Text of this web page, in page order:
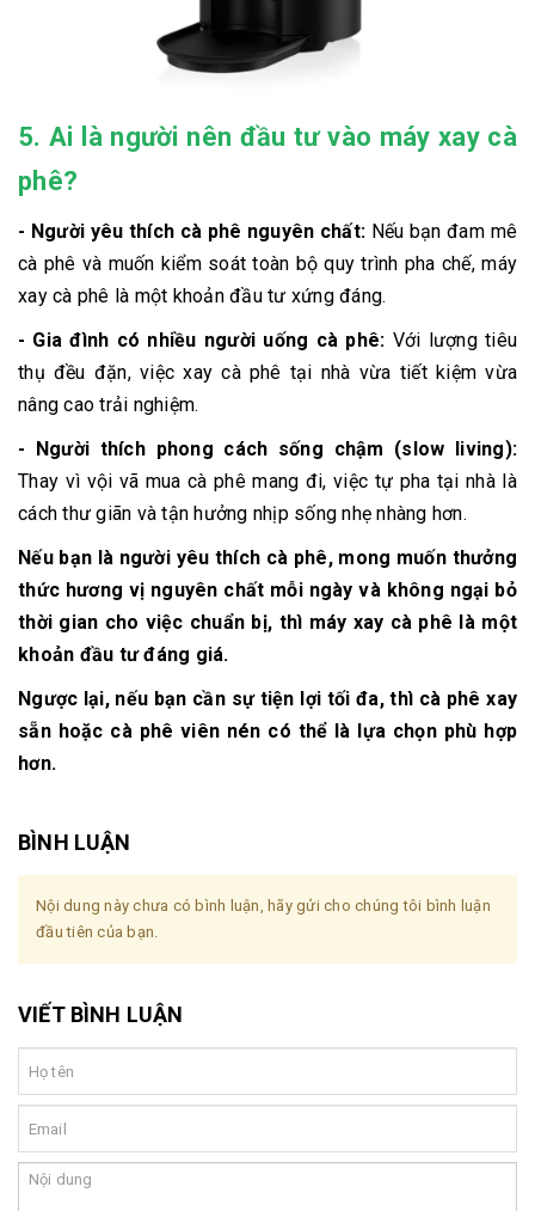
5. Ai là người nên đầu tư vào máy xay cà
phê?
- Người yêu thích cà phê nguyên chất: Nếu bạn đam mê
cà phê và muốn kiểm soát toàn bộ quy trình pha chế, máy
xay cà phê là một khoản đầu tư xứng đáng.
- Gia đình có nhiều người uống cà phê: Với lượng tiêu
thụ đều đặn, việc xay cà phê tại nhà vừa tiết kiệm vừa
nâng cao trải nghiệm.
- Người thích phong cách sống chậm (slow living):
Thay vì vội vã mua cà phê mang đi, việc tự pha tại nhà là
cách thư giãn và tận hưởng nhịp sống nhẹ nhàng hơn.
Nếu bạn là người yêu thích cà phê, mong muốn thưởng
thức hương vị nguyên chất mỗi ngày và không ngại bỏ
thời gian cho việc chuẩn bị, thì máy xay cà phê là một
khoản đầu tư đáng giá.
Ngược lại, nếu bạn cần sự tiện lợi tối đa, thì cà phê xay
sẵn hoặc cà phê viên nén có thể là lựa chọn phù hợp
hơn.
BÌNH LUẬN
Nội dung này chưa có bình luận, hãy gửi cho chúng tôi bình luận
đầu tiên của bạn.
VIẾT BÌNH LUẬN